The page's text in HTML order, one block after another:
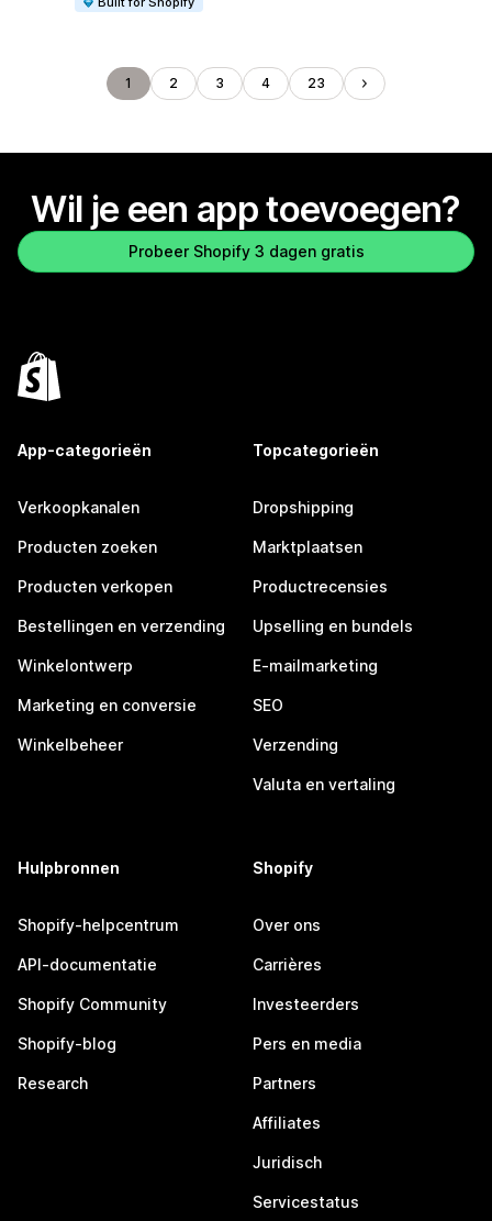
1 2 3 4 23
Wil je een app toevoegen?
Probeer Shopify 3 dagen gratis
App-categorieën
Verkoopkanalen
Producten zoeken
Producten verkopen
Bestellingen en verzending
Winkelontwerp
Marketing en conversie
Winkelbeheer
Topcategorieën
Dropshipping
Marktplaatsen
Productrecensies
Upselling en bundels
E-mailmarketing
SEO
Verzending
Valuta en vertaling
Hulpbronnen
Shopify-helpcentrum
API-documentatie
Shopify Community
Shopify-blog
Research
Shopify
Over ons
Carrières
Investeerders
Pers en media
Partners
Affiliates
Juridisch
Servicestatus